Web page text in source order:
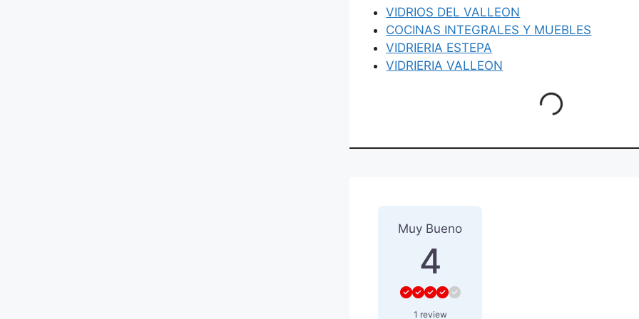
VIDRIOS DEL VALLEON
COCINAS INTEGRALES Y MUEBLES
VIDRIERIA ESTEPA
VIDRIERIA VALLEON
Loading...
Muy Bueno
4
1 review